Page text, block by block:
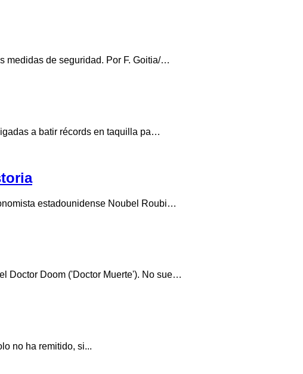
medidas de seguridad. Por F. Goitia/…
a batir récords en taquilla pa…
estadounidense Noubel Roubi…
Doctor Doom ('Doctor Muerte'). No sue…
no ha remitido, si...